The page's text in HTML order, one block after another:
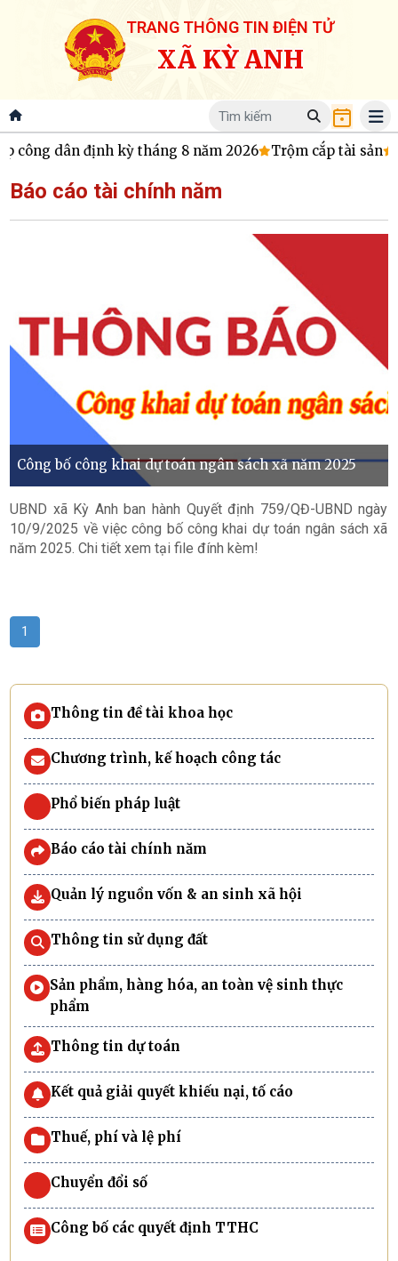
TRANG THÔNG TIN ĐIỆN TỬ
XÃ KỲ ANH
công dân định kỳ tháng 8 năm 2026 Trộm cắp tài sản
Báo cáo tài chính năm
Công bố công khai dự toán ngân sách xã năm 2025
UBND xã Kỳ Anh ban hành Quyết định 759/QĐ-UBND ngày
10/9/2025 về việc công bố công khai dự toán ngân sách xã
năm 2025. Chi tiết xem tại file đính kèm!
1
Thông tin đề tài khoa học
Chương trình, kế hoạch công tác
Phổ biến pháp luật
Báo cáo tài chính năm
Quản lý nguồn vốn & an sinh xã hội
Thông tin sử dụng đất
Sản phẩm, hàng hóa, an toàn vệ sinh thực
phẩm
Thông tin dự toán
Kết quả giải quyết khiếu nại, tố cáo
Thuế, phí và lệ phí
Chuyển đổi số
Công bố các quyết định TTHC